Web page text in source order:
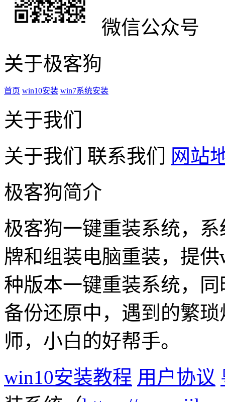
微信公众号
关于极客狗
首页 win10安装 win7系统安装
关于我们
关于我们
联系我们
网站
极客狗简介
极客狗一键重装系统，
牌和组装电脑重装，提
种版本一键重装系统，
备份还原中，遇到的繁
师，小白的好帮手。
win10安装教程 用户协议